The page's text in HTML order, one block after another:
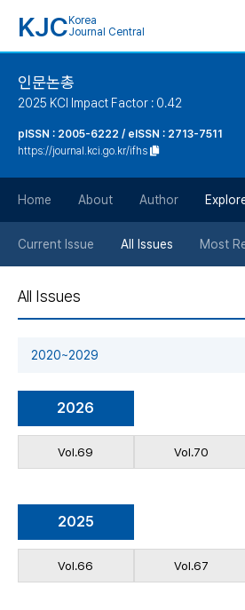
KJC Korea
Journal Central
인문논총
2025 KCI Impact Factor : 0.42
pISSN : 2005-6222 / eISSN : 2713-7511
https://journal.kci.go.kr/ifhs
Home About Author
Current Issue All Issues Most
All Issues
2020~2029
2026
Vol.69 Vol.70
2025
Vol.66 Vol.67